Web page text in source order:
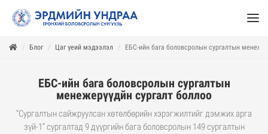
Блог Цаг үеий мэдээлэл ЕБС-ийн бага боловсролын сургалтын
ЕБС-ийн бага боловсролын сургалтын
менежерүүдйн сургалт боллоо
“Сургалтын сайжруулсан хөтөлбөрийн хэрэгжилтийг дэмжих арга
зүй-1” сургалтад 9 дүүргийн бага боловсролын 149 сургалтын